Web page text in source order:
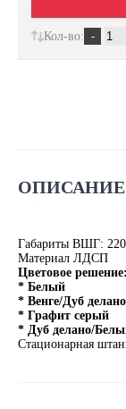
ОПИСАНИЕ
Габариты ВШГ:
Материал ЛДСП
Цветовое решение:
* Белый
* Венге/Дуб делано
* Графит серый
* Дуб делано/
Стационарная
Кол-во: